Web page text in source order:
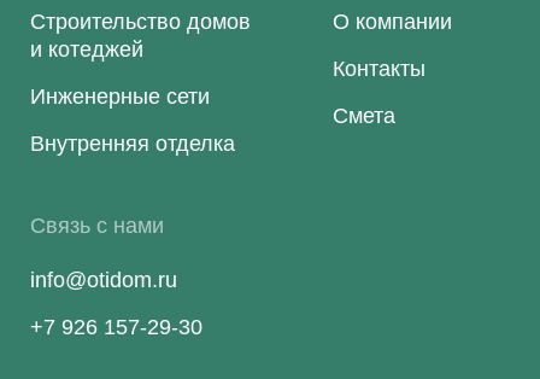
Строительство домов
и котеджей
Инженерные сети
Внутренняя отделка
О компании
Контакты
Смета
Связь с нами
info@otidom.ru
+7 926 157-29-30